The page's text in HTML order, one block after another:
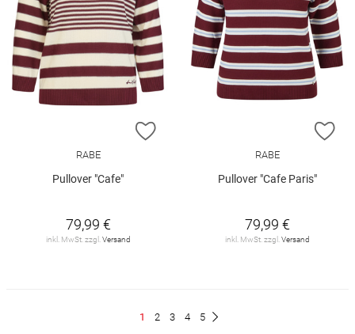
ZUR WUNSCHLISTE HINZUFÜGEN
RABE
Pullover "Cafe"
79,99 €
inkl. MwSt. zzgl.Versand
RABE
Pullover "Cafe Paris"
79,99 €
inkl. MwSt. zzgl.Versand
Du
1 Seite
2 Seite
3 Seite
4 Seite
5